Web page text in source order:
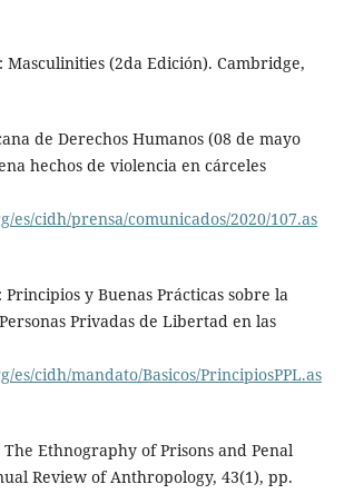
Masculinities (2da Edición). Cambridge,
de Derechos Humanos (08 de mayo
hechos de violencia en cárceles
es/cidh/prensa/comunicados/2020/107.as
Principios y Buenas Prácticas sobre la
Privadas de Libertad en las
es/cidh/mandato/Basicos/PrincipiosPPL.as
Ethnography of Prisons and Penal
Review of Anthropology, 43(1), pp.